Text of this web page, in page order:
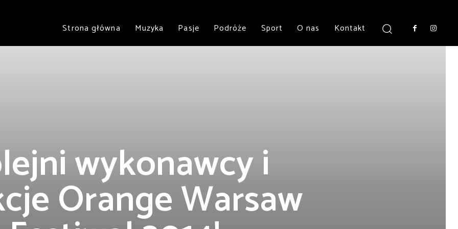
Strona główna Muzyka Pasje Podróże Sport O nas Kontakt
wykonawcy i
Orange Warsaw